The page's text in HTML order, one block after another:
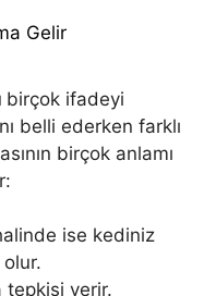
Gelir
birçok ifadeyi
belli ederken farklı
birçok anlamı
ise kediniz
olur.
tepkisi verir.